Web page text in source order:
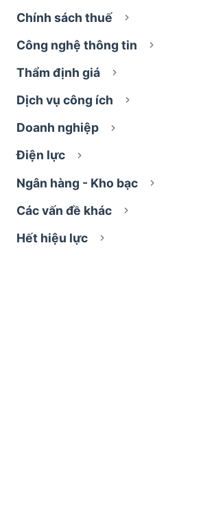
Chính sách thuế
Công nghệ thông tin
Thẩm định giá
Dịch vụ công ích
Doanh nghiệp
Điện lực
Ngân hàng - Kho bạc
Các vấn đề khác
Hết hiệu lực